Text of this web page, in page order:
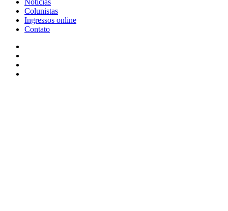
Notícias
Colunistas
Ingressos online
Contato